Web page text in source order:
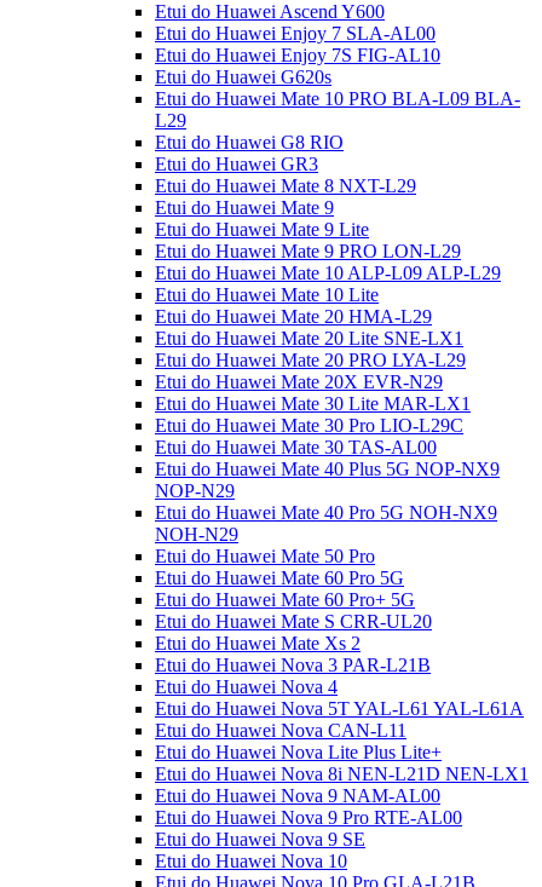
Etui do Huawei Ascend Y600
Etui do Huawei Enjoy 7 SLA-AL00
Etui do Huawei Enjoy 7S FIG-AL10
Etui do Huawei G620s
Etui do Huawei Mate 10 PRO BLA-L09 BLA-
L29
Etui do Huawei G8 RIO
Etui do Huawei GR3
Etui do Huawei Mate 8 NXT-L29
Etui do Huawei Mate 9
Etui do Huawei Mate 9 Lite
Etui do Huawei Mate 9 PRO LON-L29
Etui do Huawei Mate 10 ALP-L09 ALP-L29
Etui do Huawei Mate 10 Lite
Etui do Huawei Mate 20 HMA-L29
Etui do Huawei Mate 20 Lite SNE-LX1
Etui do Huawei Mate 20 PRO LYA-L29
Etui do Huawei Mate 20X EVR-N29
Etui do Huawei Mate 30 Lite MAR-LX1
Etui do Huawei Mate 30 Pro LIO-L29C
Etui do Huawei Mate 30 TAS-AL00
Etui do Huawei Mate 40 Plus 5G NOP-NX9
NOP-N29
Etui do Huawei Mate 40 Pro 5G NOH-NX9
NOH-N29
Etui do Huawei Mate 50 Pro
Etui do Huawei Mate 60 Pro 5G
Etui do Huawei Mate 60 Pro+ 5G
Etui do Huawei Mate S CRR-UL20
Etui do Huawei Mate Xs 2
Etui do Huawei Nova 3 PAR-L21B
Etui do Huawei Nova 4
Etui do Huawei Nova 5T YAL-L61 YAL-L61A
Etui do Huawei Nova CAN-L11
Etui do Huawei Nova Lite Plus Lite+
Etui do Huawei Nova 8i NEN-L21D NEN-LX1
Etui do Huawei Nova 9 NAM-AL00
Etui do Huawei Nova 9 Pro RTE-AL00
Etui do Huawei Nova 9 SE
Etui do Huawei Nova 10
Etui do Huawei Nova 10 Pro GLA-L21B